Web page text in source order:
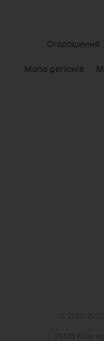
Оголошення
Мапа регіонів